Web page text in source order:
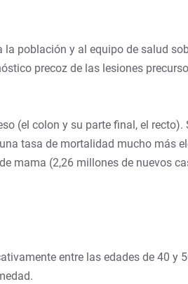
la población y al equipo de salud
precoz de las lesiones
(el colon y su parte final, el recto).
tasa de mortalidad mucho más
mama (2,26 millones de nuevos
entre las edades de 40 y